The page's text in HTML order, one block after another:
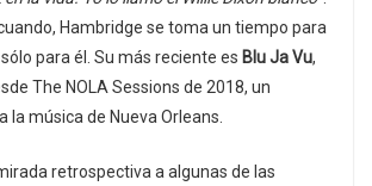
Hambridge se toma un tiempo para
para él. Su más reciente es Blu Ja Vu,
The NOLA Sessions de 2018, un
la música de Nueva Orleans.
retrospectiva a algunas de las